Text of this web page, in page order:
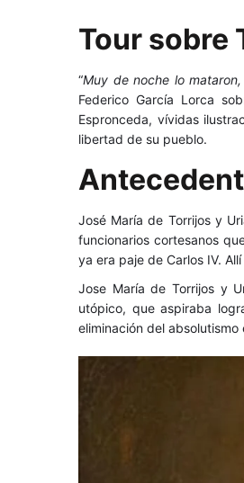
de
la
libertad
española
sobre
Torrijos,
Héroe
de
la
libertad
española
marzo,
Tour sobre
“Muy de noche lo
Federico García Lorca
Espronceda, vívidas
libertad de su pueblo.
José María de Torrijos y
funcionarios cortesanos
ya era paje de Carlos IV.
Jose María de Torrijos y
utópico, que aspiraba
eliminación del